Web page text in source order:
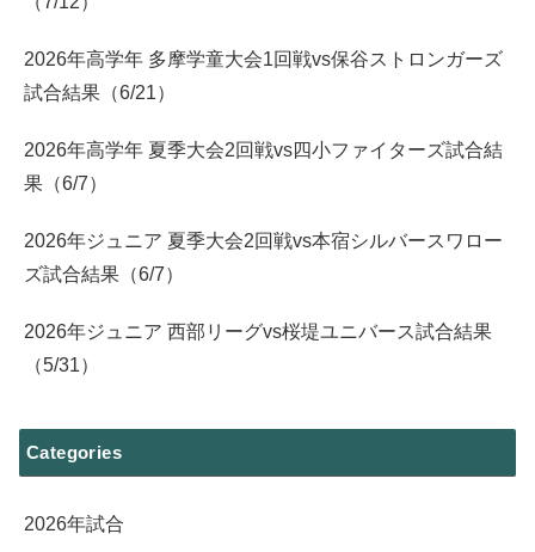
2026年高学年 多摩学童大会1回戦vs保谷ストロンガーズ
試合結果（6/21）
2026年高学年 夏季大会2回戦vs四小ファイターズ試合結
果（6/7）
2026年ジュニア 夏季大会2回戦vs本宿シルバースワロー
ズ試合結果（6/7）
2026年ジュニア 西部リーグvs桜堤ユニバース試合結果
（5/31）
Categories
2026年試合